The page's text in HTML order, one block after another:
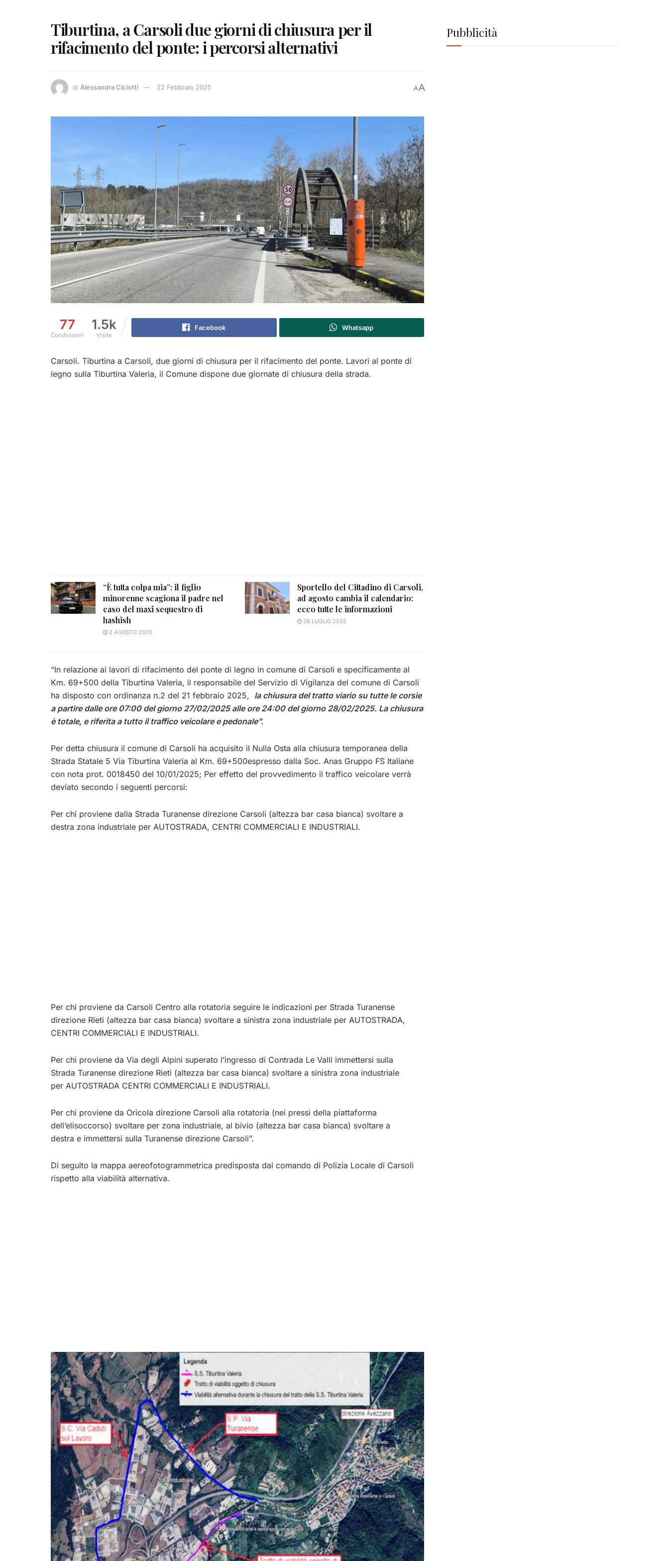
Tiburtina, a Carsoli due giorni di chiusura per il
rifacimento del ponte: i percorsi alternativi
di Alessandra Ciciotti 22 Febbraio 2025 AA
77
Condivisioni
1.5k
Visite
Facebook Whatsapp
Carsoli. Tiburtina a Carsoli, due giorni di chiusura per il rifacimento del ponte. Lavori al ponte di
legno sulla Tiburtina Valeria, il Comune dispone due giornate di chiusura della strada.
“È tutta colpa mia”: il figlio
minorenne scagiona il padre nel
caso del maxi sequestro di
hashish
2 AGOSTO 2026
Sportello del Cittadino di Carsoli,
ad agosto cambia il calendario:
ecco tutte le informazioni
28 LUGLIO 2026
“In relazione ai lavori di rifacimento del ponte di legno in comune di Carsoli e specificamente al
Km. 69+500 della Tiburtina Valeria, il responsabile del Servizio di Vigilanza del comune di Carsoli
ha disposto con ordinanza n.2 del 21 febbraio 2025, la chiusura del tratto viario su tutte le corsie
a partire dalle ore 07:00 del giorno 27/02/2025 alle ore 24:00 del giorno 28/02/2025. La chiusura
è totale, e riferita a tutto il traffico veicolare e pedonale”.
Per detta chiusura il comune di Carsoli ha acquisito il Nulla Osta alla chiusura temporanea della
Strada Statale 5 Via Tiburtina Valeria al Km. 69+500espresso dalla Soc. Anas Gruppo FS Italiane
con nota prot. 0018450 del 10/01/2025; Per effetto del provvedimento il traffico veicolare verrà
deviato secondo i seguenti percorsi:
Per chi proviene dalla Strada Turanense direzione Carsoli (altezza bar casa bianca) svoltare a
destra zona industriale per AUTOSTRADA, CENTRI COMMERCIALI E INDUSTRIALI.
Per chi proviene da Carsoli Centro alla rotatoria seguire le indicazioni per Strada Turanense
direzione Rieti (altezza bar casa bianca) svoltare a sinistra zona industriale per AUTOSTRADA,
CENTRI COMMERCIALI E INDUSTRIALI.
Per chi proviene da Via degli Alpini superato l’ingresso di Contrada Le Valli immettersi sulla
Strada Turanense direzione Rieti (altezza bar casa bianca) svoltare a sinistra zona industriale
per AUTOSTRADA CENTRI COMMERCIALI E INDUSTRIALI.
Per chi proviene da Oricola direzione Carsoli alla rotatoria (nei pressi della piattaforma
dell’elisoccorso) svoltare per zona industriale, al bivio (altezza bar casa bianca) svoltare a
destra e immettersi sulla Turanense direzione Carsoli”.
Di seguito la mappa aereofotogrammetrica predisposta dal comando di Polizia Locale di Carsoli
rispetto alla viabilità alternativa.
Pubblicità